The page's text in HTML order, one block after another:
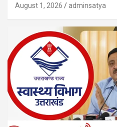
August 1, 2026 adminsatya